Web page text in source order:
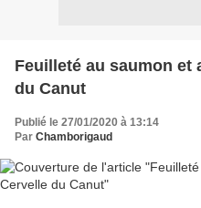
Feuilleté au saumon et
du Canut
Publié le 27/01/2020 à 13:14
Par Chamborigaud